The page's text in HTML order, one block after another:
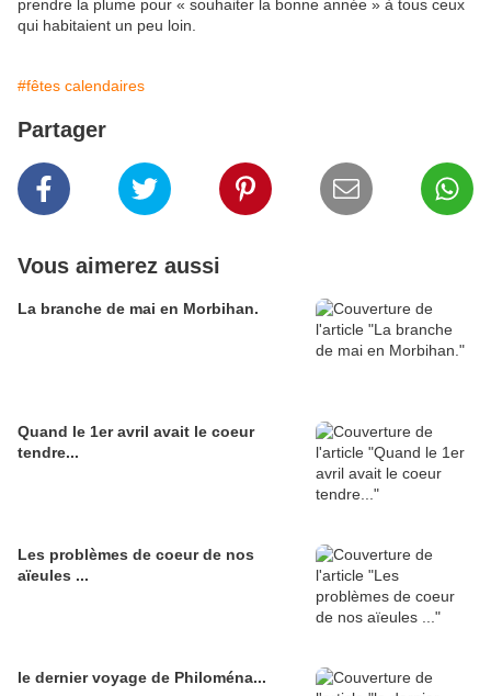
prendre la plume pour « souhaiter la bonne année » à tous ceux
qui habitaient un peu loin.
#fêtes calendaires
Partager
Vous aimerez aussi
La branche de mai en Morbihan.
Quand le 1er avril avait le coeur
tendre...
Les problèmes de coeur de nos
aïeules ...
le dernier voyage de Philoména...